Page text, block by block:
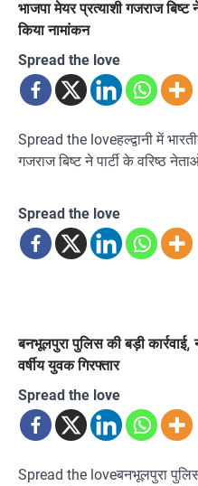
भाजपा मेयर प्रत्याशी गजराज
किया नामांकन
Spread the love
Spread the loveहल्द्वानी में
गजराज बिष्ट ने पार्टी के वरिष्ठ
Spread the love
बनभूलपुरा पुलिस की बड़ी
वर्षीय युवक गिरफ्तार
Spread the love
Spread the loveबनभूलपुरा